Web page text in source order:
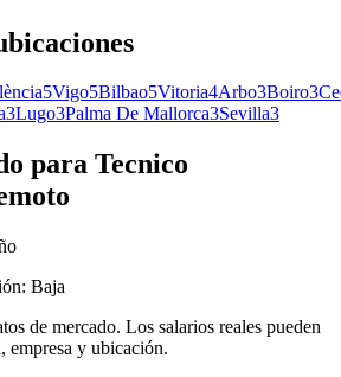
5Vigo5Bilbao5Vitoria4Arbo3Boiro3
3Lugo3Palma De Mallorca3Sevilla3
para Tecnico
Baja
de mercado. Los salarios reales pueden
empresa y ubicación.